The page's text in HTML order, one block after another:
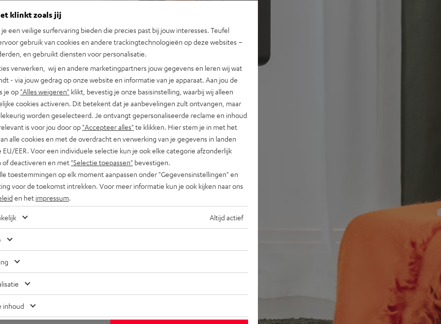
YouTube, Apple Music
2-kanaals
faseplug- en waveguide-
playback, FM/UKW-
en antenne
klinkt zoals jij
je een veilige surfervaring bieden die precies past bij jouw interesses. Teufel
gebruik van cookies en andere trackingtechnologieën op deze websites –
en gebruikt diensten voor personalisatie.
verwerken, wij en andere marketingpartners jouw gegevens en leren wij wat
- via jouw gedrag op onze website en informatie van je apparaat. Aan jou de
je op "Alles weigeren" klikt, bevestig je onze basisinstelling, waarbij wij alleen
cookies activeren. Dit betekent dat je aanbevelingen zult ontvangen, maar
worden geselecteerd. Je ontvangt gepersonaliseerde reclame en inhoud
is voor jou door op "Accepteer alles" te klikken. Hier stem je in met het
alle cookies en met de overdracht en verwerking van je gegevens in landen
EU/EER. Voor een individuele selectie kun je ook elke categorie afzonderlijk
of deactiveren en met "Selectie toepassen" bevestigen.
toestemmingen op elk moment aanpassen onder "Gegevensinstellingen" en
voor de toekomst intrekken. Voor meer informatie kun je ook kijken naar ons
en het impressum
Altijd actief
inhoud